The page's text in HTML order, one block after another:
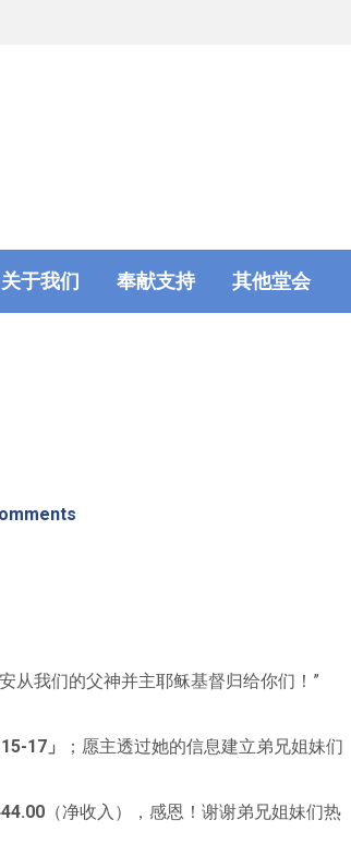
关于我们 奉献支持 其他堂会
从我们的父神并主耶稣基督归给你们！”
17」
；愿主透过她的信息建立弟兄姐妹们
（净收入），感恩！谢谢弟兄姐妹们热